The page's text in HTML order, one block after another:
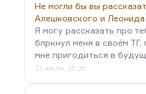
Не могли бы вы
Алешковского и
Я могу рассказать про
блркнул меня в своём ТГ,
мне пригодиться в
12 июля, 15:25